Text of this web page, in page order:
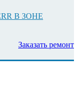
В ЗОНЕ
Заказать ремонт